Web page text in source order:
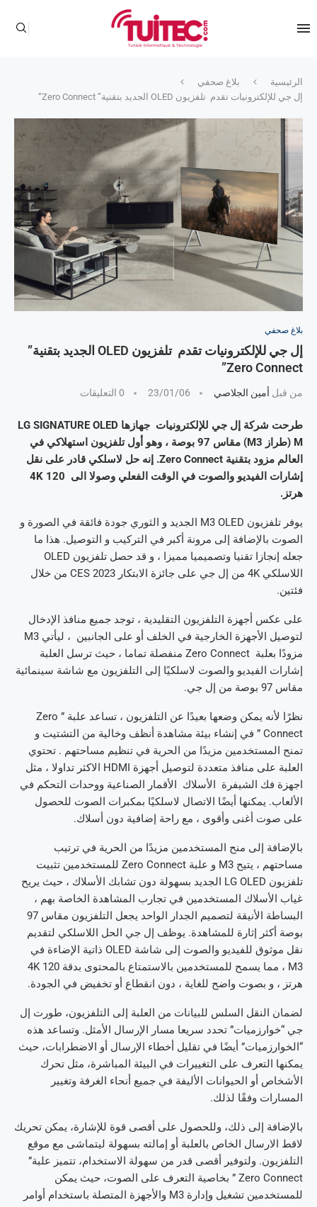
الرئيسية
بلاغ صحفي
إل جي للإلكترونيات تقدم تلفزيون OLED الجديد بتقنية” Zero Connect”
بلاغ صحفي
إل جي للإلكترونيات تقدم تلفزيون OLED الجديد بتقنية”
Zero Connect”
من قبل أمين الجلاصي 23/01/06 0 التعليقات
طرحت شركة إل جي للإلكترونيات جهازها LG SIGNATURE OLED
M (طراز M3) مقاس 97 بوصة ، وهو أول تلفزيون استهلاكي في
العالم مزود بتقنية Zero Connect. إنه حل لاسلكي قادر على نقل
إشارات الفيديو والصوت في الوقت الفعلي وصولا الى 4K 120
هرتز.
يوفر تلفزيون M3 OLED الجديد و الثوري جودة فائقة في الصورة و
الصوت بالإضافة إلى مرونة أكبر في التركيب و التوصيل. هذا ما
جعله إنجازا تقنيا وتصميميا مميزا ، و قد حصل تلفزيون OLED
اللاسلكي 4K من إل جي على جائزة الابتكار CES 2023 من خلال
فئتين.
على عكس أجهزة التلفزيون التقليدية ، توجد جميع منافذ الإدخال
لتوصيل الأجهزة الخارجية في الخلف أو على الجانبين ، ليأتي M3
مزودًا بعلبة Zero Connect منفصلة تماما ، حيث ترسل العلبة
إشارات الفيديو والصوت لاسلكيًا إلى التلفزيون مع شاشة سينمائية
مقاس 97 بوصة من إل جي.
نظرًا لأنه يمكن وضعها بعيدًا عن التلفزيون ، تساعد علبة ” Zero
Connect ” في إنشاء بيئة مشاهدة أنظف وخالية من التشتيت و
تمنح المستخدمين مزيدًا من الحرية في تنظيم مساحتهم . تحتوي
العلبة على منافذ متعددة لتوصيل أجهزة HDMI الاكثر تداولا ، مثل
اجهزة فك الشيفرة الأسلاك الأقمار الصناعية ووحدات التحكم في
الألعاب. يمكنها أيضًا الاتصال لاسلكيًا بمكبرات الصوت للحصول
على صوت أغنى وأقوى ، مع راحة إضافية دون أسلاك.
بالإضافة إلى منح المستخدمين مزيدًا من الحرية في ترتيب
مساحتهم ، يتيح M3 و علبة Zero Connect للمستخدمين تثبيت
تلفزيون LG OLED الجديد بسهولة دون تشابك الأسلاك ، حيث يريح
غياب الأسلاك المستخدمين في تجارب المشاهدة الخاصة بهم ،
البساطة الأنيقة لتصميم الجدار الواحد يجعل التلفزيون مقاس 97
بوصة أكثر إثارة للمشاهدة. يوظف إل جي الحل اللاسلكي لتقديم
نقل موثوق للفيديو والصوت إلى شاشة OLED ذاتية الإضاءة في
M3 ، مما يسمح للمستخدمين بالاستمتاع بالمحتوى بدقة 4K 120
هرتز ، و بصوت واضح للغاية ، دون انقطاع أو تخفيض في الجودة.
لضمان النقل السلس للبيانات من العلبة إلى التلفزيون، طورت إل
جي “خوارزميات” تحدد سريعا مسار الإرسال الأمثل. وتساعد هذه
“الخوارزميات” أيضًا في تقليل أخطاء الإرسال أو الاضطرابات، حيث
يمكنها التعرف على التغييرات في البيئة المباشرة، مثل تحرك
الأشخاص أو الحيوانات الأليفة في جميع أنحاء الغرفة وتغيير
المسارات وفقًا لذلك.
بالإضافة إلى ذلك، وللحصول على أقصى قوة للإشارة، يمكن تحريك
لاقط الارسال الخاص بالعلبة أو إمالته بسهولة ليتماشى مع موقع
التلفزيون. ولتوفير أقصى قدر من سهولة الاستخدام، تتميز علبة”
Zero Connect ” بخاصية التعرف على الصوت، حيث يمكن
للمستخدمين تشغيل وإدارة M3 والأجهزة المتصلة باستخدام أوامر